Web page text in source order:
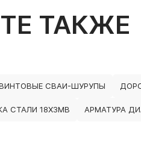
ТАКЖЕ
СВАИ-ШУРУПЫ
СТАЛИ 18Х3МВ АРМАТУРА